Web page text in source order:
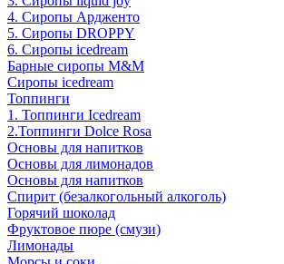
4. Cиропы Ардженто
5. Сиропы DROPPY
6. Сиропы icedream
Барные сиропы M&M
Сиропы icedream
Топпинги
1. Топпинги Icedream
2.Топпинги Dolce Rosa
Основы для напитков
Основы для лимонадов
Основы для напитков
Спирит (безалкогольный алкоголь)
Горячий шоколад
Фруктовое пюре (смузи)
Лимонады